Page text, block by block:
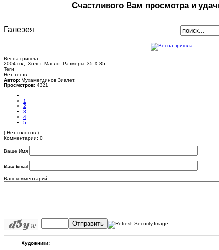
Счастливого Вам просмотра и
Галерея
Весна пришла.
2004 год. Холст. Масло. Размеры: 85 Х 85.
Теги
Нет тегов
Автор: Мухаметдинов Зиалет.
Просмотров: 4321
1
2
3
4
5
( Нет голосов )
Комментарии: 0
Ваше Имя
Ваш Email
Ваш комментарий
Отправить
Художники: